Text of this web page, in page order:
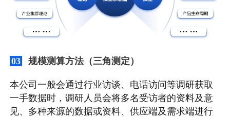
03 规模测算方法（三角测定）
本公司一般会通过行业访谈、电话访问等调研获取
一手数据时，调研人员会将多名受访者的资料及意
见、多种来源的数据或资料、供应端及需求端进行